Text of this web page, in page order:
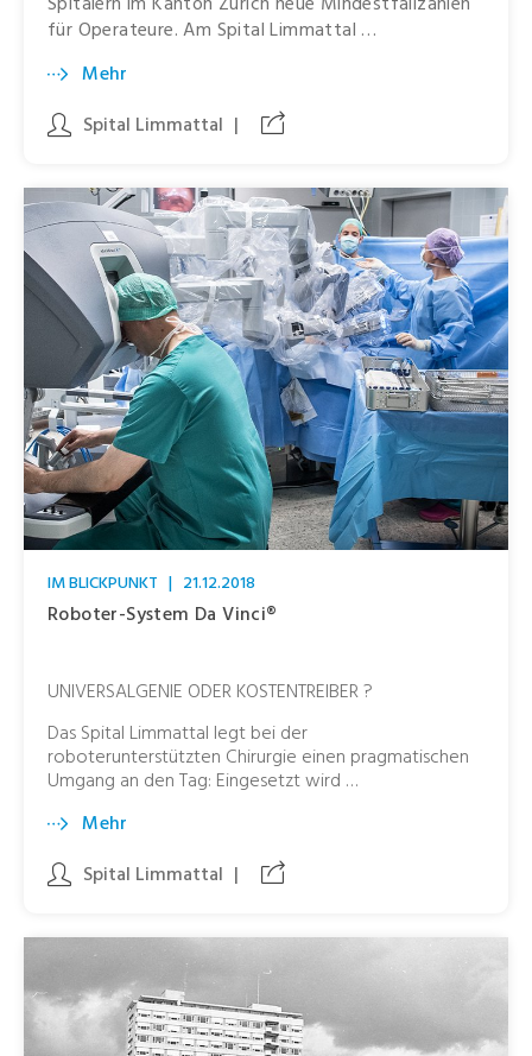
für Operateure. Am Spital Limmattal …
Mehr
Spital Limmattal |
IM BLICKPUNKT | 21.12.2018
Roboter-System Da Vinci®
UNIVERSALGENIE ODER KOSTENTREIBER ?
Das Spital Limmattal legt bei der
roboterunterstützten Chirurgie einen pragmatischen
Umgang an den Tag: Eingesetzt wird …
Mehr
Spital Limmattal |